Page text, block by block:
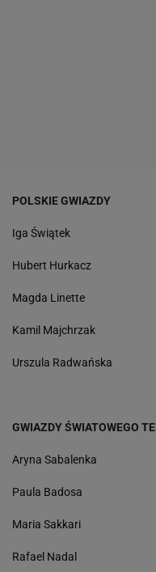
POLSKIE GWIAZDY
Iga Świątek
Hubert Hurkacz
Magda Linette
Kamil Majchrzak
Urszula Radwańska
GWIAZDY ŚWIATOWEGO
Aryna Sabalenka
Paula Badosa
Maria Sakkari
Rafael Nadal